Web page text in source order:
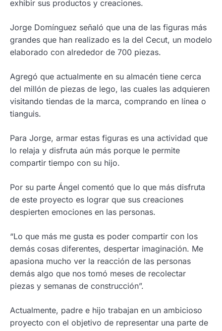
exhibir sus productos y creaciones.
Jorge Domínguez señaló que una de las figuras más
grandes que han realizado es la del Cecut, un modelo
elaborado con alrededor de 700 piezas.
Agregó que actualmente en su almacén tiene cerca
del millón de piezas de lego, las cuales las adquieren
visitando tiendas de la marca, comprando en línea o
tianguis.
Para Jorge, armar estas figuras es una actividad que
lo relaja y disfruta aún más porque le permite
compartir tiempo con su hijo.
Por su parte Ángel comentó que lo que más disfruta
de este proyecto es lograr que sus creaciones
despierten emociones en las personas.
“Lo que más me gusta es poder compartir con los
demás cosas diferentes, despertar imaginación. Me
apasiona mucho ver la reacción de las personas
demás algo que nos tomó meses de recolectar
piezas y semanas de construcción”.
Actualmente, padre e hijo trabajan en un ambicioso
proyecto con el objetivo de representar una parte de